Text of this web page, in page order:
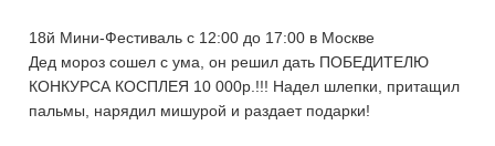
18й Мини-Фестиваль с 12:00 до 17:00 в Москве
Дед мороз сошел с ума, он решил дать ПОБЕДИТЕЛЮ
КОНКУРСА КОСПЛЕЯ 10 000р.!!! Надел шлепки, притащил
пальмы, нарядил мишурой и раздает подарки!